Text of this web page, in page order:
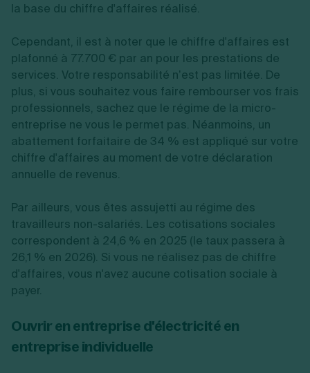
la base du chiffre d'affaires réalisé.
Cependant, il est à noter que le chiffre d'affaires est
plafonné à 77.700 € par an pour les prestations de
services. Votre responsabilité n’est pas limitée. De
plus, si vous souhaitez vous faire rembourser vos frais
professionnels, sachez que le régime de la micro-
entreprise ne vous le permet pas. Néanmoins, un
abattement forfaitaire de 34 % est appliqué sur votre
chiffre d'affaires au moment de votre déclaration
annuelle de revenus.
Par ailleurs, vous êtes assujetti au régime des
travailleurs non-salariés. Les cotisations sociales
correspondent à 24,6 % en 2025 (le taux passera à
26,1 % en 2026). Si vous ne réalisez pas de chiffre
d'affaires, vous n'avez aucune cotisation sociale à
payer.
Ouvrir en entreprise d'électricité en
entreprise individuelle